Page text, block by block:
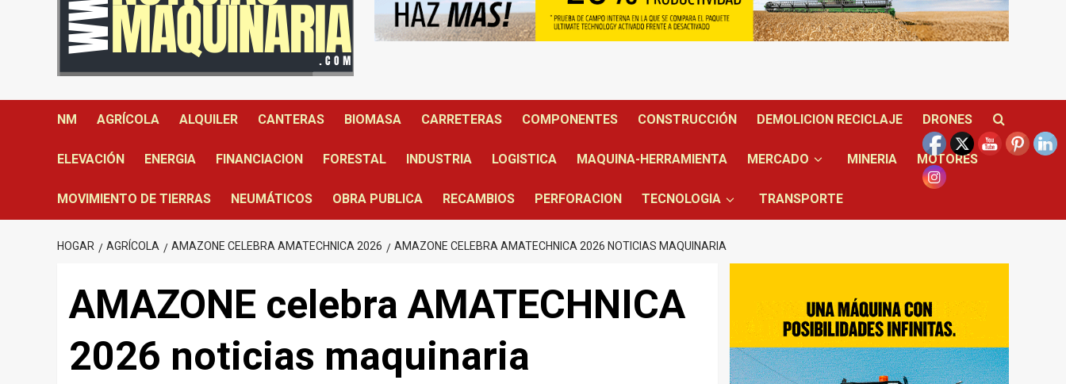
NM AGRÍCOLA ALQUILER CANTERAS BIOMASA CARRETERAS COMPONENTES CONSTRUCCIÓN DEMOLICION RECICLAJE DRONES
ELEVACIÓN ENERGIA FINANCIACION FORESTAL INDUSTRIA LOGISTICA MAQUINA-HERRAMIENTA MERCADO MINERIA MOTORES
MOVIMIENTO DE TIERRAS NEUMÁTICOS OBRA PUBLICA RECAMBIOS PERFORACION TECNOLOGIA TRANSPORTE
HOGAR AGRÍCOLA AMAZONE CELEBRA AMATECHNICA 2026 AMAZONE CELEBRA AMATECHNICA 2026 NOTICIAS MAQUINARIA
AMAZONE celebra AMATECHNICA
2026 noticias maquinaria